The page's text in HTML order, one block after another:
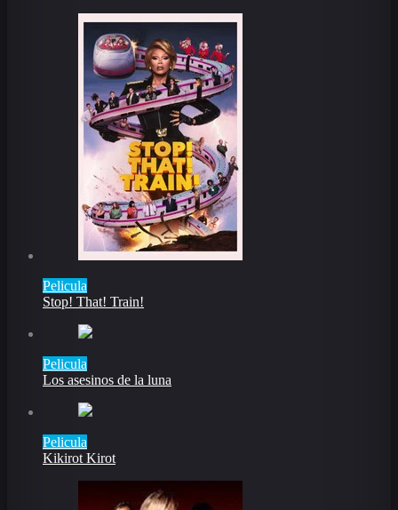
Pelicula
Stop! That! Train!
Pelicula
Los asesinos de la luna
Pelicula
Kikirot Kirot